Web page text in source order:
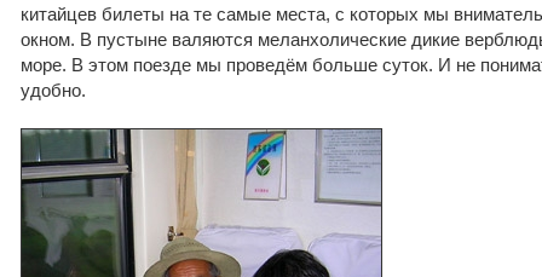
китайцев билеты на те самые места, с которых мы
окном. В пустыне валяются меланхолические дикие
море. В этом поезде мы проведём больше суток. И не
удобно.